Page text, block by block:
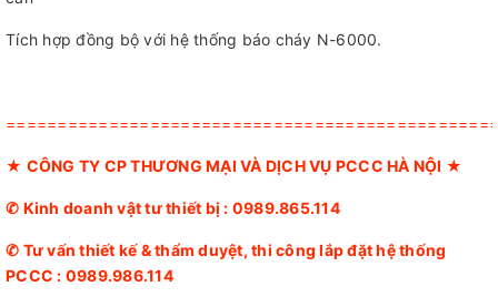
Tích hợp đồng bộ với hệ thống báo cháy N-6000.
★ CÔNG TY CP THƯƠNG MẠI VÀ DỊCH VỤ PCCC HÀ NỘI ★
✆ Kinh doanh vật tư thiết bị : 0989.865.114
✆ Tư vấn thiết kế & thẩm duyệt, thi công lắp đặt hệ thống
PCCC : 0989.986.114